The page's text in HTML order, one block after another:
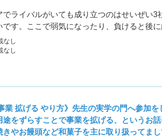
でライバルがいても成り立つのはせいぜい
です。ここで弱気になったり、負けると後
た場合、強気に出なくてはいけません。た
ていくかバックエンドを考えたりしなくて
なし
なし
業 拡げる やり方》先生の実学の門へ参加
途をずらすことで事業を拡げる、というお
きやお饅頭など和菓子を主に取り扱ってま